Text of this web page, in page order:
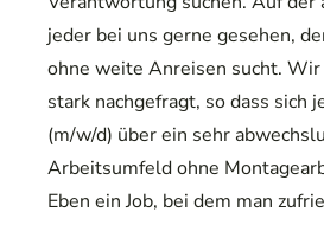
jeder bei uns gerne gesehen,
ohne weite Anreisen sucht. Wir
stark nachgefragt, so dass sich
(m/w/d) über ein sehr
Arbeitsumfeld ohne
Eben ein Job, bei dem man